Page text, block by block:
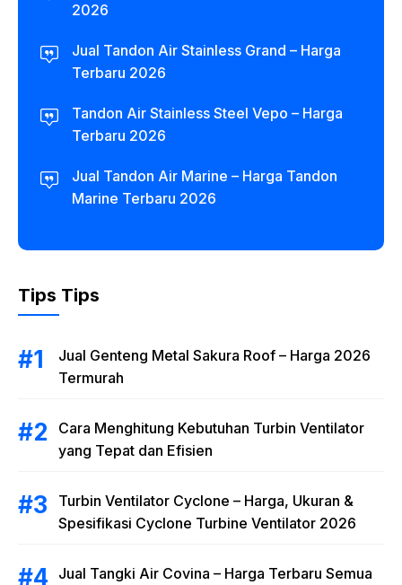
2026
Jual Tandon Air Stainless Grand – Harga
Terbaru 2026
Tandon Air Stainless Steel Vepo – Harga
Terbaru 2026
Jual Tandon Air Marine – Harga Tandon
Marine Terbaru 2026
Tips Tips
Jual Genteng Metal Sakura Roof – Harga 2026
Termurah
Cara Menghitung Kebutuhan Turbin Ventilator
yang Tepat dan Efisien
Turbin Ventilator Cyclone – Harga, Ukuran &
Spesifikasi Cyclone Turbine Ventilator 2026
Jual Tangki Air Covina – Harga Terbaru Semua